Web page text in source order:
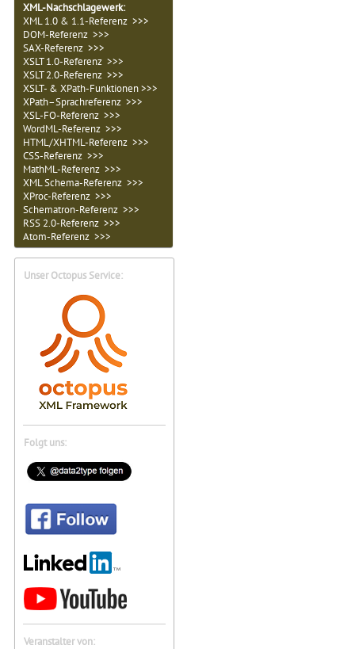
XML-Nachschlagewerk:
XML 1.0 & 1.1-Referenz >>>
DOM-Referenz >>>
SAX-Referenz >>>
XSLT 1.0-Referenz >>>
XSLT 2.0-Referenz >>>
XSLT- & XPath-Funktionen >>>
XPath–Sprachreferenz >>>
XSL-FO-Referenz >>>
WordML-Referenz >>>
HTML/XHTML-Referenz >>>
CSS-Referenz >>>
MathML-Referenz >>>
XML Schema-Referenz >>>
XProc-Referenz >>>
Schematron-Referenz >>>
RSS 2.0-Referenz >>>
Atom-Referenz >>>
Unser Octopus Service:
Folgt uns:
Veranstalter von: